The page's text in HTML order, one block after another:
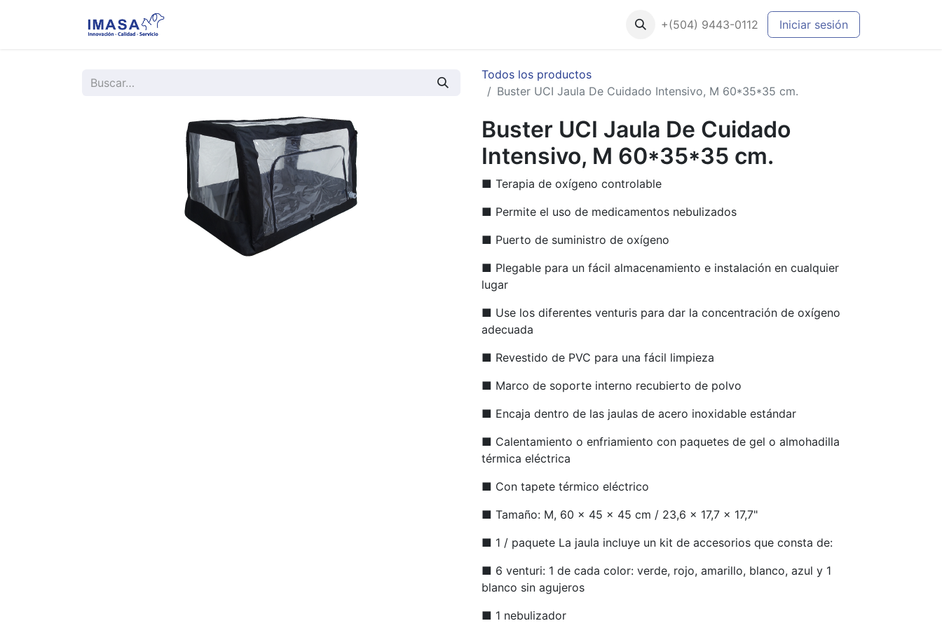
+(504) 9443-0112 Iniciar sesión
Todos los productos
Buster UCI Jaula De Cuidado Intensivo, M 60*35*35 cm.
Buster UCI Jaula De Cuidado
Intensivo, M 60*35*35 cm.
■ Terapia de oxígeno controlable
■ Permite el uso de medicamentos nebulizados
■ Puerto de suministro de oxígeno
■ Plegable para un fácil almacenamiento e instalación en cualquier
lugar
■ Use los diferentes venturis para dar la concentración de oxígeno
adecuada
■ Revestido de PVC para una fácil limpieza
■ Marco de soporte interno recubierto de polvo
■ Encaja dentro de las jaulas de acero inoxidable estándar
■ Calentamiento o enfriamiento con paquetes de gel o almohadilla
térmica eléctrica
■ Con tapete térmico eléctrico
■ Tamaño: M, 60 x 45 x 45 cm / 23,6 x 17,7 x 17,7"
■ 1 / paquete La jaula incluye un kit de accesorios que consta de:
■ 6 venturi: 1 de cada color: verde, rojo, amarillo, blanco, azul y 1
blanco sin agujeros
■ 1 nebulizador